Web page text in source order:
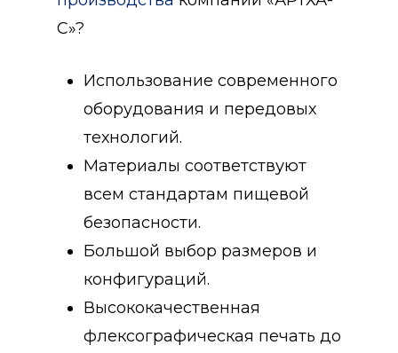
С»?
Использование современного
оборудования и передовых
технологий.
Материалы соответствуют
всем стандартам пищевой
безопасности.
Большой выбор размеров и
конфигураций.
Высококачественная
флексографическая печать до